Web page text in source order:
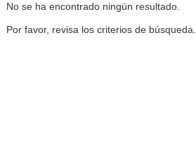
No se ha encontrado ningún resultado.
Por favor, revisa los criterios de búsqueda.